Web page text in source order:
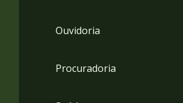
Ouvidoria
Procuradoria